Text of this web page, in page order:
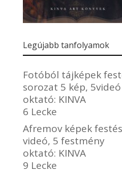
Legújabb tanfolyamok
Fotóból tájképek
sorozat 5 kép, 5videó
oktató: KINVA
6 Lecke
Afremov képek
videó, 5 festmény
oktató: KINVA
9 Lecke